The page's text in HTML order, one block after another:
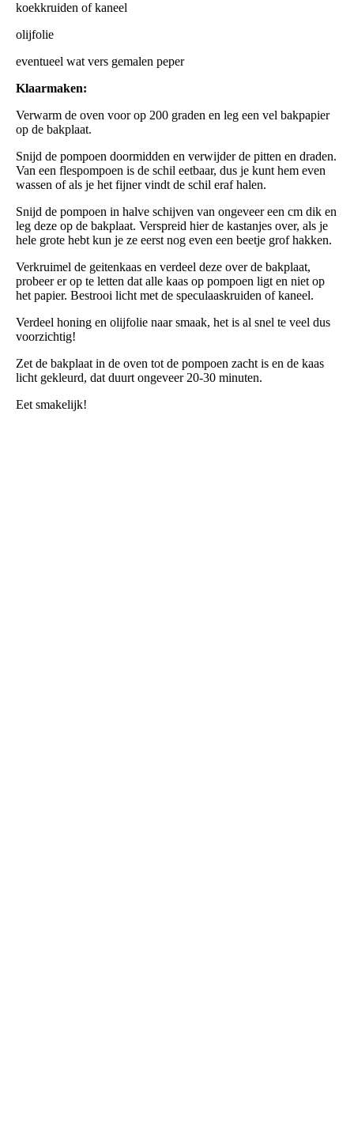
koekkruiden of kaneel
olijfolie
eventueel wat vers gemalen peper
Klaarmaken:
Verwarm de oven voor op 200 graden en leg een vel bakpapier
op de bakplaat.
Snijd de pompoen doormidden en verwijder de pitten en draden.
Van een flespompoen is de schil eetbaar, dus je kunt hem even
wassen of als je het fijner vindt de schil eraf halen.
Snijd de pompoen in halve schijven van ongeveer een cm dik en
leg deze op de bakplaat. Verspreid hier de kastanjes over, als je
hele grote hebt kun je ze eerst nog even een beetje grof hakken.
Verkruimel de geitenkaas en verdeel deze over de bakplaat,
probeer er op te letten dat alle kaas op pompoen ligt en niet op
het papier. Bestrooi licht met de speculaaskruiden of kaneel.
Verdeel honing en olijfolie naar smaak, het is al snel te veel dus
voorzichtig!
Zet de bakplaat in de oven tot de pompoen zacht is en de kaas
licht gekleurd, dat duurt ongeveer 20-30 minuten.
Eet smakelijk!